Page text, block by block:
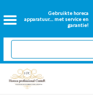
Gebruikte horeca
apparatuur.... met service en
garantie!
Home
2dehands Horeca
Nieuwe apparatuur